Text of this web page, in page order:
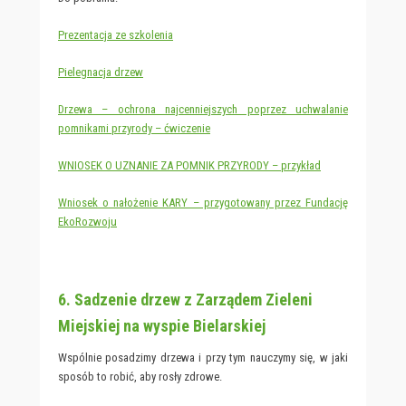
Prezentacja ze szkolenia
Pielegnacja drzew
Drzewa – ochrona najcenniejszych poprzez uchwalanie
pomnikami przyrody – ćwiczenie
WNIOSEK O UZNANIE ZA POMNIK PRZYRODY – przykład
Wniosek o nałożenie KARY – przygotowany przez Fundację
EkoRozwoju
6. Sadzenie drzew z Zarządem Zieleni
Miejskiej na wyspie Bielarskiej
Wspólnie posadzimy drzewa i przy tym nauczymy się, w jaki
sposób to robić, aby rosły zdrowe.